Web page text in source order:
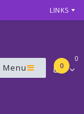
LINKS
Menu
0
0